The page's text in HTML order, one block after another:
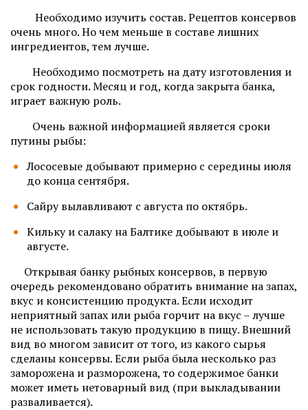
Необходимо изучить состав. Рецептов консервов
очень много. Но чем меньше в составе лишних
ингредиентов, тем лучше.
Необходимо посмотреть на дату изготовления и
срок годности. Месяц и год, когда закрыта банка,
играет важную роль.
Очень важной информацией является сроки
путины рыбы:
Лососевые добывают примерно с середины июля
до конца сентября.
Сайру вылавливают с августа по октябрь.
Кильку и салаку на Балтике добывают в июле и
августе.
Открывая банку рыбных консервов, в первую
очередь рекомендовано обратить внимание на запах,
вкус и консистенцию продукта. Если исходит
неприятный запах или рыба горчит на вкус – лучше
не использовать такую продукцию в пищу. Внешний
вид во многом зависит от того, из какого сырья
сделаны консервы. Если рыба была несколько раз
заморожена и разморожена, то содержимое банки
может иметь нетоварный вид (при выкладывании
разваливается).